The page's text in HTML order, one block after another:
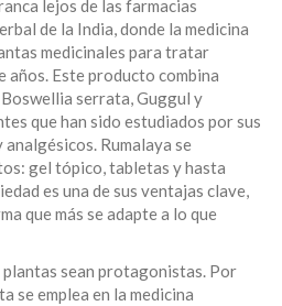
lejos de las farmacias
de la India, donde la medicina
medicinales para tratar
años. Este producto combina
serrata, Guggul y
que han sido estudiados por sus
Rumalaya se
gel tópico, tabletas y hasta
es una de sus ventajas clave,
que más se adapte a lo que
plantas sean protagonistas. Por
se emplea en la medicina